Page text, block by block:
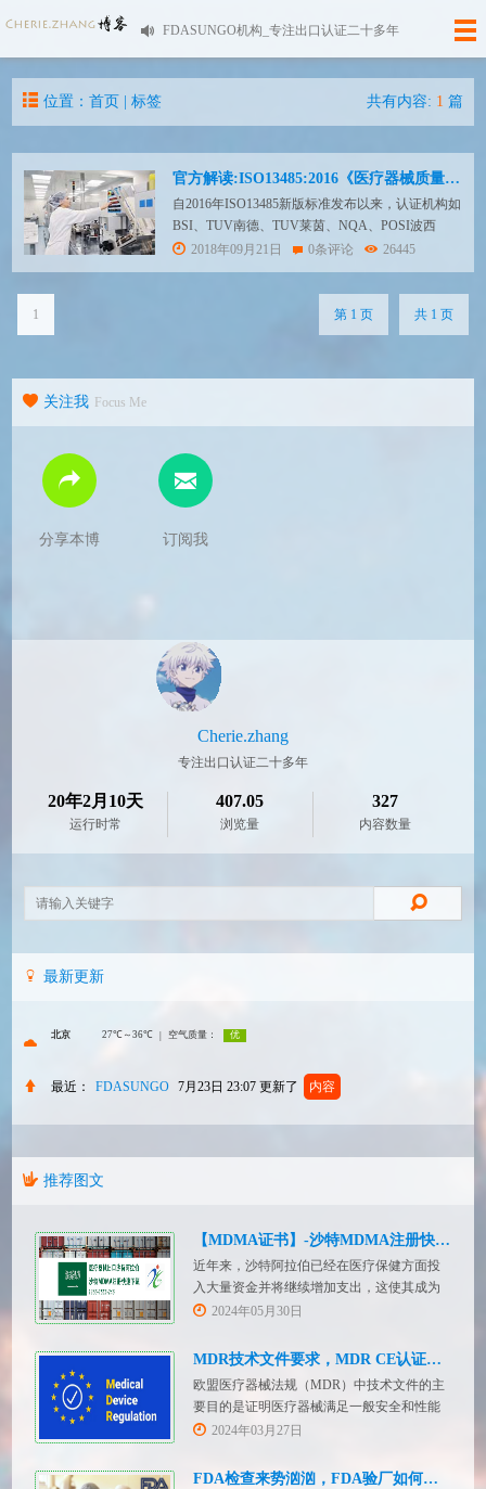
FDASUNGO机构_专注出口认证二十多年
位置：首页 | 标签 共有内容: 1 篇
官方解读:ISO13485:2016《医疗器械质量管理体系用于法规的要求》
自2016年ISO13485新版标准发布以来，认证机构如
BSI、TUV南德、TUV莱茵、NQA、POSI波西
等，已陆陆续续获得其国家认可委UKAS、
DAKKS授权，成为全球首批获得ISO13485:2016认
证资质的认证机构，可为企业提供ISO13485:2016
新版标准认证服务。 ISO13485是全球领先的...
2018年09月21日 0条评论 26445
第 1 页 共 1 页
1
关注我 Focus Me
分享本博 订阅我
Cherie.zhang
专注出口认证二十多年
20年2月10天
运行时常
407.05
浏览量
327
内容数量
最新更新
最近： FDASUNGO 7月23日 23:07 更新了 内容
推荐图文
【MDMA证书】-沙特MDMA注册快速下证
近年来，沙特阿拉伯已经在医疗保健方面投
入大量资金并将继续增加支出，这使其成为
医疗设备制造商感兴趣的市场。然而，想要
管要求，即他们必须在沙特阿拉伯获得其设
务，FDASUNGO全球合规业务版图再添新模
块。F
2024年05月30日
MDR技术文件要求，MDR CE认证办理
欧盟医疗器械法规（MDR）中技术文件的主
要目的是证明医疗器械满足一般安全和性能
要求。无论类别如何，所有医疗设备都必须
有关技术文件的要求。MDR技术文档结构：
2024年03月27日
FDA检查来势汹汹，FDA验厂如何应对？